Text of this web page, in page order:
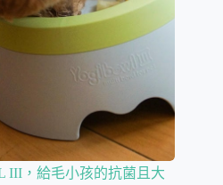
III，給毛小孩的抗菌且大